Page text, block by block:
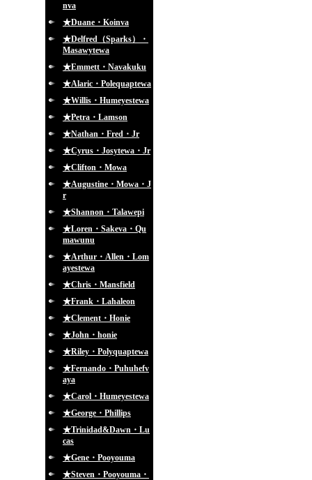
nva
★Duane・Koinva
★Delfred（Sparks）・
Masawytewa
★Emmett・Navakuku
★Alaric・Polequaptewa
★Willis・Humeyestewa
★Petra・Lamson
★Nathan・Fred・Jr
★Cyrus・Josytewa・Jr
★Clifton・Mowa
★Augustine・Mowa・J
r
★Shannon・Talawepi
★Loren・Sakeva・Qu
mawunu
★Arthur・Allen・Lom
ayestewa
★Chris・Mansfield
★Frank・Lahaleon
★Clement・Honie
★John・honie
★Riley・Polyquaptewa
★Fernando・Puhuhefv
aya
★Carol・Humeyestewa
★George・Phillips
★Trinidad&Dawn・Lu
cas
★Gene・Pooyouma
★Steven・Pooyouma・